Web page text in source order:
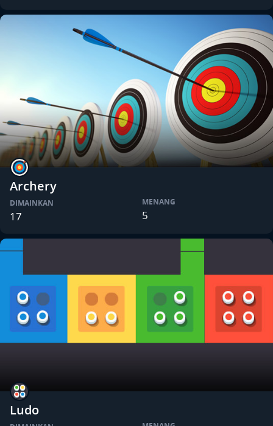
Archery
DIMAINKAN
17
MENANG
5
Ludo